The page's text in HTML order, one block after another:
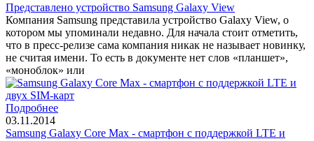
Представлено устройство Samsung Galaxy View
Компания Samsung представила устройство Galaxy View, о
котором мы упоминали недавно. Для начала стоит отметить,
что в пресс-релизе сама компания никак не называет новинку,
не считая имени. То есть в документе нет слов «планшет»,
«моноблок» или
Подробнее
03.11.2014
Samsung Galaxy Core Max - смартфон с поддержкой LTE и